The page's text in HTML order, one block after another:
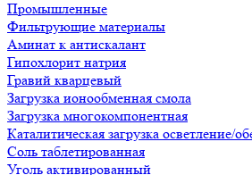
Промышленные
Фильтрующие материалы
Аминат к антискалант
Гипохлорит натрия
Гравий кварцевый
Загрузка ионообменная смола
Загрузка многокомпонентная
Каталитическая загрузка осветление/
Соль таблетированная
Уголь активированный